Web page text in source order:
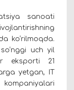
sanoati
ko‘rilmoqda.
uch yil
eksporti 21
yetgan, IT
kompaniyalari